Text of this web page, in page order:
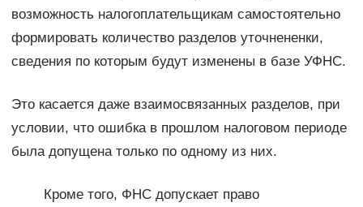
возможность налогоплательщикам самостоятельно
формировать количество разделов уточнененки,
сведения по которым будут изменены в базе УФНС.
Это касается даже взаимосвязанных разделов, при
условии, что ошибка в прошлом налоговом периоде
была допущена только по одному из них.
Кроме того, ФНС допускает право